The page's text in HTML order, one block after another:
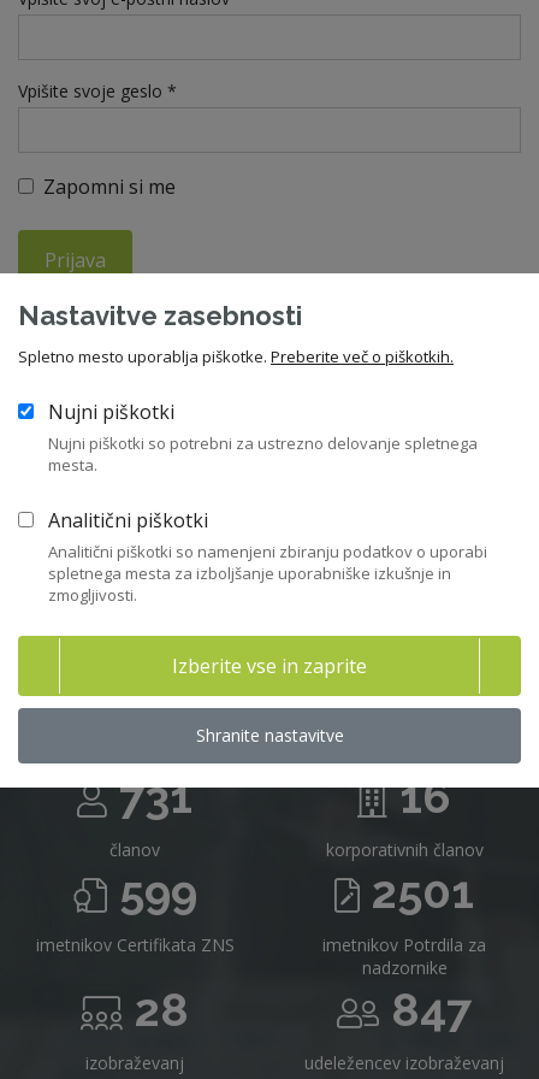
Vpišite svoje geslo *
Zapomni si me
Prijava
Ste pozabili geslo?
V kolikor še niste član ZNS, vas vabimo da se nam pridružite in
izkoristite vse ugodnosti članstva. Letna članarina znaša 210
Združenje nadzornikov Slovenije v
številkah
731
članov
16
korporativnih članov
599
imetnikov Certifikata ZNS
2501
imetnikov Potrdila za
nadzornike
28
izobraževanj
847
udeležencev izobraževanj
Nastavitve zasebnosti
Spletno mesto uporablja piškotke. Preberite več o piškotkih.
Nujni piškotki
Nujni piškotki so potrebni za ustrezno delovanje spletnega
mesta.
Analitični piškotki
Analitični piškotki so namenjeni zbiranju podatkov o uporabi
spletnega mesta za izboljšanje uporabniške izkušnje in
zmogljivosti.
Izberite vse in zaprite
Shranite nastavitve